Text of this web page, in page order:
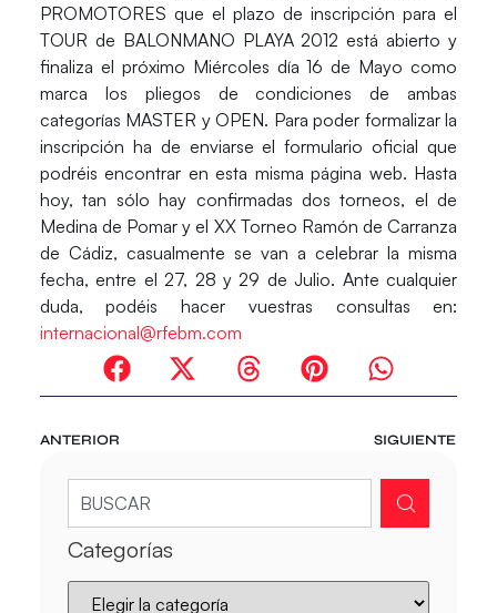
PROMOTORES que el plazo de inscripción para el
TOUR de BALONMANO PLAYA 2012 está abierto y
finaliza el próximo Miércoles día 16 de Mayo como
marca los pliegos de condiciones de ambas
categorías MASTER y OPEN. Para poder formalizar la
inscripción ha de enviarse el formulario oficial que
podréis encontrar en esta misma página web. Hasta
hoy, tan sólo hay confirmadas dos torneos, el de
Medina de Pomar y el XX Torneo Ramón de Carranza
de Cádiz, casualmente se van a celebrar la misma
fecha, entre el 27, 28 y 29 de Julio. Ante cualquier
duda, podéis hacer vuestras consultas en:
internacional@rfebm.com
ANTERIOR SIGUIENTE
Categorías